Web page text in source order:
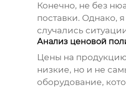
Конечно, не без
поставки. Однако,
случались
Анализ ценовой
Цены на
низкие, но и не
оборудование,